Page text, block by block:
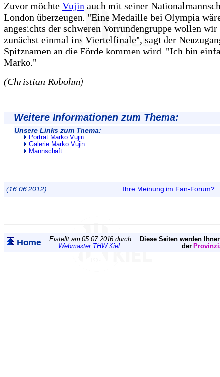
Zuvor möchte Vujin auch mit seiner
London überzeugen. "Eine Medaille bei Olympia
angesichts der schweren Vorrundengruppe wollen wir
zunächst einmal ins Viertelfinale", sagt der
Spitznamen an die Förde kommen wird. "Ich bin
Marko."
(Christian Robohm)
Weitere Informationen zum Thema:
Unsere Links zum Thema:
Porträt Marko Vujin
Galerie Marko Vujin
Mannschaft
(16.06.2012) Ihre Meinung im Fan-Forum?
Home
Erstellt am 05.07.2016 durch
Webmaster THW Kiel.
Diese Seiten werden
der